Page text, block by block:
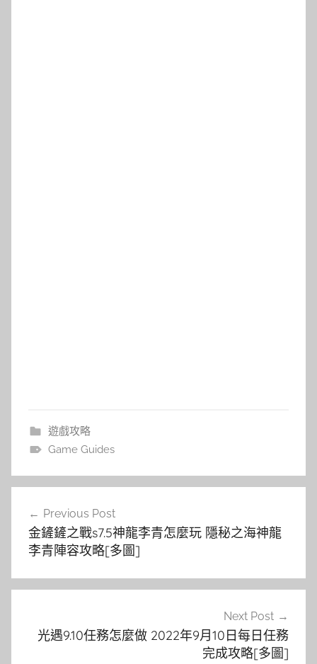
遊戲攻略
Game Guides
覽
Previous Post
金鏟鏟之戰s7.5神龍李青怎麼玩 隱秘之海神龍
李青陣容攻略[多圖]
Next Post
光遇9.10任務怎麼做 2022年9月10日每日任務
完成攻略[多圖]